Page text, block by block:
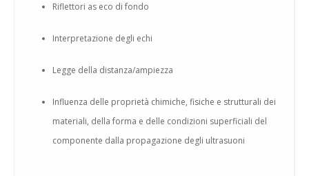
Riflettori as eco di fondo
Interpretazione degli echi
Legge della distanza/ampiezza
Influenza delle proprietà chimiche, fisiche e strutturali dei
materiali, della forma e delle condizioni superficiali del
componente dalla propagazione degli ultrasuoni